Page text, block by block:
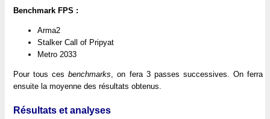
Benchmark FPS :
Arma2
Stalker Call of Pripyat
Metro 2033
Pour tous cesbenchmarks, on fera 3 passes successives. On ferra
ensuite la moyenne des résultats obtenus.
Résultats et analyses